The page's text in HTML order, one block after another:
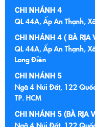
CHI NHÁNH 1 ( BÀ RỊA
143 Nguyễn Tất Thành,
Bà Rịa
CHI NHÁNH 4
QL 44A, Ấp An Thạnh,
CHI NHÁNH 4 ( BÀ RỊA
QL 44A, Ấp An Thạnh,
Long Điền
CHI NHÁNH 5